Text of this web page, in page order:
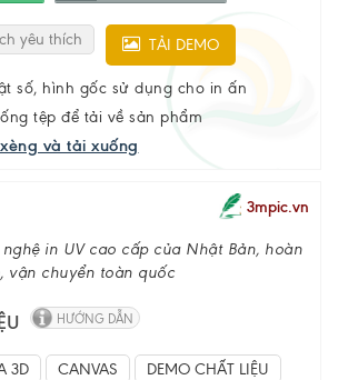
yêu thích TẢI DEMO
số, hình gốc sử dụng cho in ấn
tệp để tải về sản phẩm
và tải xuống
3mpic.vn
in UV cao cấp của Nhật Bản, hoàn
vận chuyển toàn quốc
HƯỚNG DẪN
3D CANVAS DEMO CHẤT LIỆU